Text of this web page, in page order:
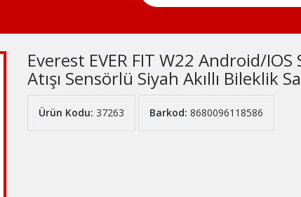
Everest EVER FIT W22 Android/
Atışı Sensörlü Siyah Akıllı Bileklik
Ürün Kodu: 37263 Barkod: 8680096118586